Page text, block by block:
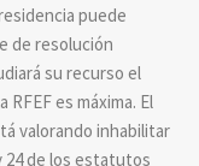
puede
de resolución
su recurso el
es máxima. El
valorando inhabilitar
24 de los estatutos